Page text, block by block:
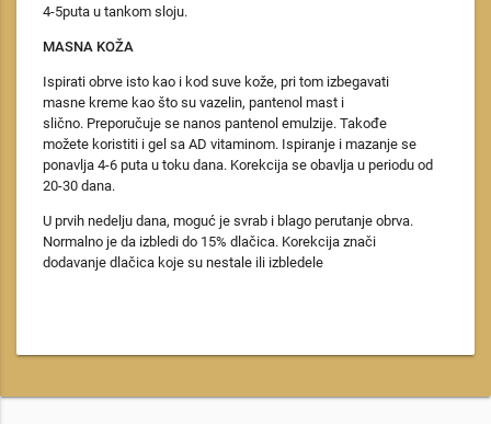
4-5puta u tankom sloju.
MASNA KOŽA
Ispirati obrve isto kao i kod suve kože, pri tom izbegavati
masne kreme kao što su vazelin, pantenol mast i
slično. Preporučuje se nanos pantenol emulzije. Takođe
možete koristiti i gel sa AD vitaminom. Ispiranje i mazanje se
ponavlja 4-6 puta u toku dana. Korekcija se obavlja u periodu od
20-30 dana.
U prvih nedelju dana, moguć je svrab i blago perutanje obrva.
Normalno je da izbledi do 15% dlačica. Korekcija znači
dodavanje dlačica koje su nestale ili izbledele